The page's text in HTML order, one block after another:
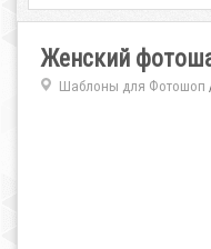
Женский
Шаблоны для Фотошоп